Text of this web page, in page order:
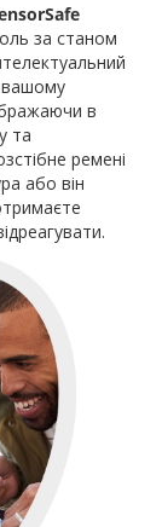
за станом
вашому
в
та
ремені
або він